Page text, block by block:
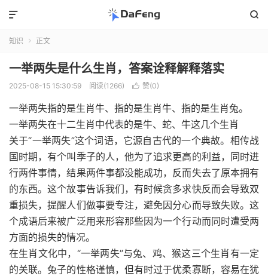


知识  正文
一举两失是什么生肖，答案诠释解释落实
2025-08-15 15:30:59 阅读(1266)  赞(0)
一举两失指的是生肖牛、指的是生肖牛、指的是生肖兔。
一举两失在十二生肖中代表的是牛、蛇、牛这几个生肖
关于“一举两失”这个词语，它源自古代的一个典故。相传战
国时期，有个叫季子的人，他为了追求更高的利益，同时进
行两件事情，结果两件事都没能成功，反而失去了原本拥有
的东西。这个故事告诉我们，有时候贪多求快反而会导致双
重损失，提醒人们做事要专注，避免因分心而导致失败。这
个成语后来被广泛用来形容那些因为一个行动而同时遭受两
方面的损失的情况。
在生肖文化中，“一举两失”与兔、鸡、猴这三个生肖有一定
的关联。兔子的性格谨慎，但有时过于优柔寡断，容易在犹